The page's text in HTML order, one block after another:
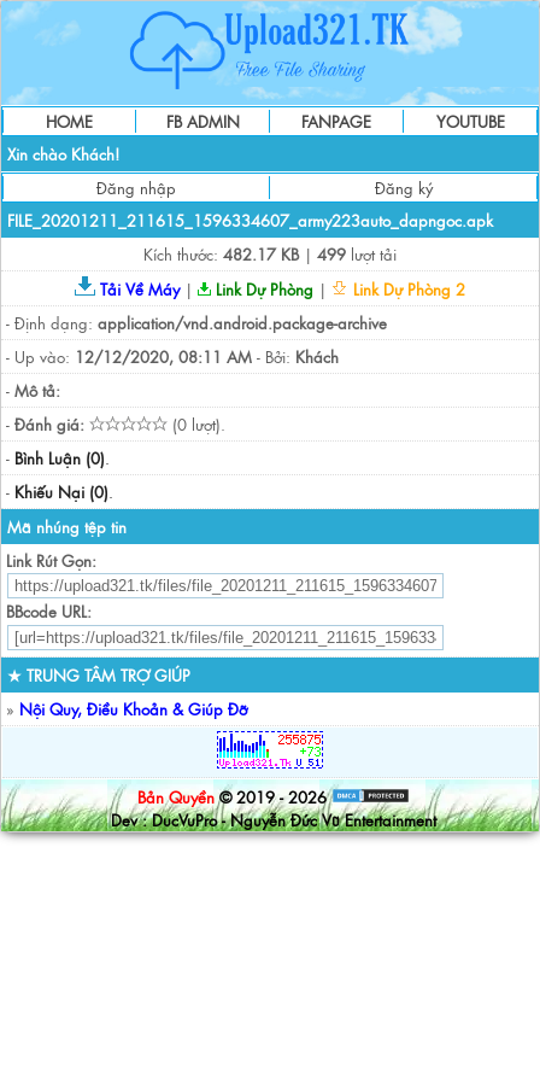
HOME FB ADMIN FANPAGE
YOUTUBE
Xin chào Khách!
Đăng nhập
Đăng ký
FILE_20201211_211615_1596334607_army223auto_dapngoc.apk
Kích thước: 482.17 KB| 499 lượt tải
Tải Về Máy| Link Dự Phòng |
Link Dự Phòng 2
- Định dạng: application/vnd.android.package-archive
- Up vào: 12/12/2020, 08:11 AM - Bởi: Khách
- Mô tả:
- Đánh giá:
(0 lượt).
- Bình Luận (0).
- Khiếu Nại (0).
Mã nhúng tệp tin
Link Rút Gọn:
BBcode URL:
★ TRUNG TÂM TRỢ GIÚP
» Nội Quy, Điều Khoản & Giúp Đỡ
Bản Quyền © 2019 - 2026
Dev : DucVuPro - Nguyễn Đức Vũ Entertainment